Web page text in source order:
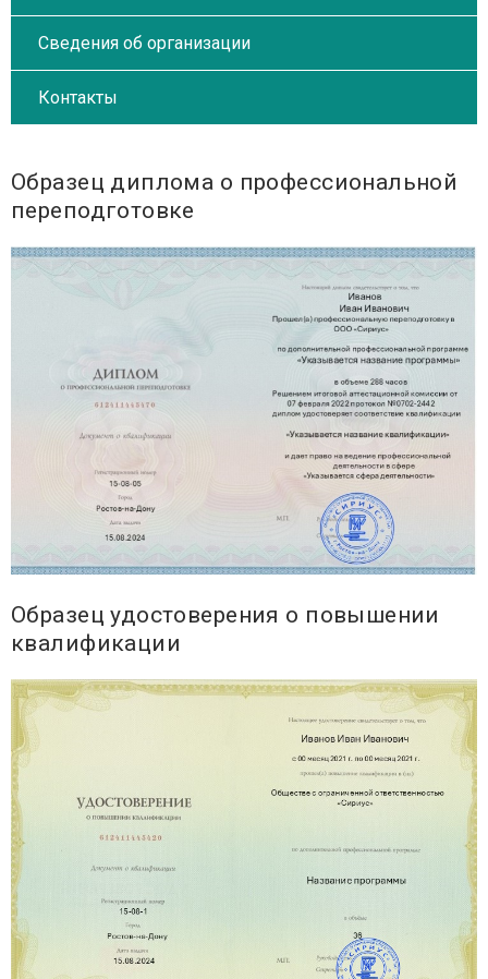
Сведения об организации
Контакты
Образец диплома о профессиональной
переподготовке
Образец удостоверения о повышении
квалификации